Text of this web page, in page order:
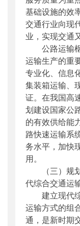
基础设施的效
交通行业向现
业，实现交通
公路运输枢
运输生产的重
专业化、信息
集装箱运输、
证。在我国高
划建设国家公
的有效供给能
路快速运输系
务水平，加快
用。
（三）规划
代综合交通运
建立现代综
运输方式的组
通，是新时期